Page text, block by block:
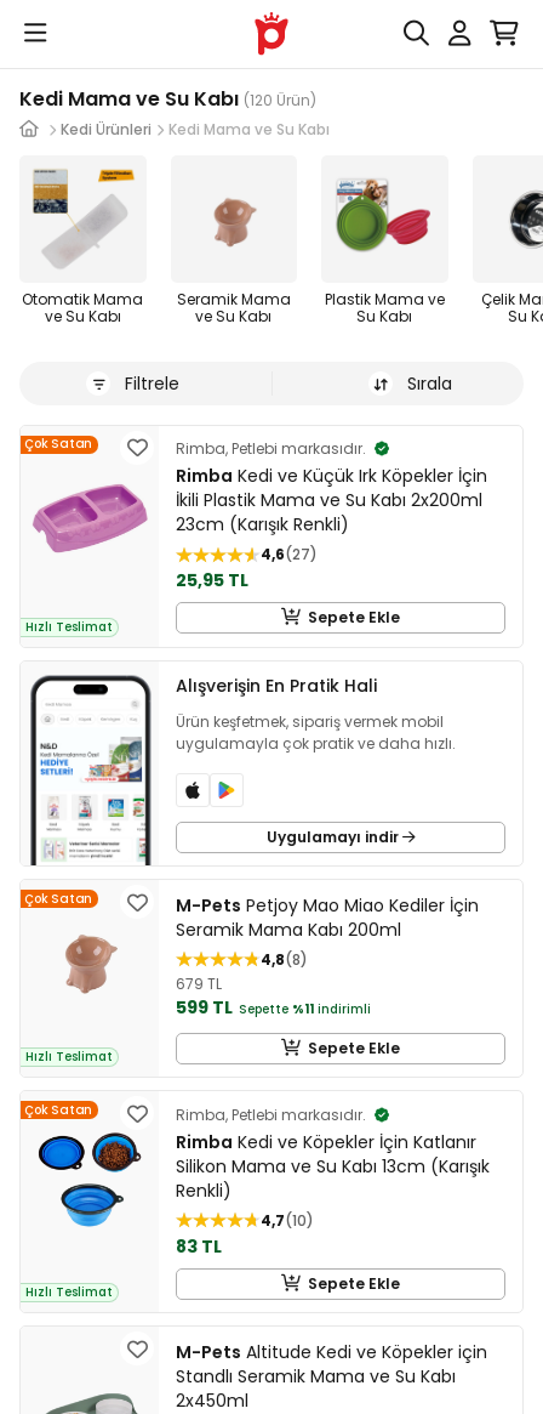
Kedi Mama ve Su Kabı (120 Ürün)
Kedi Ürünleri
Kedi Mama ve Su Kabı
Otomatik Mama
ve Su Kabı
Seramik Mama
ve Su Kabı
Plastik Mama ve
Su Kabı
Çelik
Su
Filtrele Sırala
Çok Satan
Hızlı Teslimat
Rimba, Petlebi markasıdır.
Rimba Kedi ve Küçük Irk Köpekler İçin
İkili Plastik Mama ve Su Kabı 2x200ml
23cm (Karışık Renkli)
4,6 27
25,95 TL
Sepete Ekle
Alışverişin En Pratik Hali
Ürün keşfetmek, sipariş vermek mobil
uygulamayla çok pratik ve daha hızlı.
Uygulamayı indir
Çok Satan
Hızlı Teslimat
M-Pets Petjoy Mao Miao Kediler İçin
Seramik Mama Kabı 200ml
4,8 8
679 TL
599 TL Sepette %11 indirimli
Sepete Ekle
Çok Satan
Hızlı Teslimat
Rimba, Petlebi markasıdır.
Rimba Kedi ve Köpekler İçin Katlanır
Silikon Mama ve Su Kabı 13cm (Karışık
Renkli)
4,7 10
83 TL
Sepete Ekle
M-Pets Altitude Kedi ve Köpekler için
Standlı Seramik Mama ve Su Kabı
2x450ml